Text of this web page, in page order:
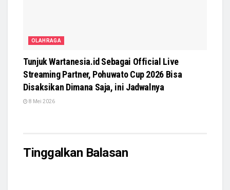
OLAHRAGA
Tunjuk Wartanesia.id Sebagai Official Live
Streaming Partner, Pohuwato Cup 2026 Bisa
Disaksikan Dimana Saja, ini Jadwalnya
8 Mei 2026
Tinggalkan Balasan